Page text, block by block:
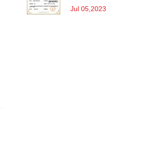
Jul 05,2023